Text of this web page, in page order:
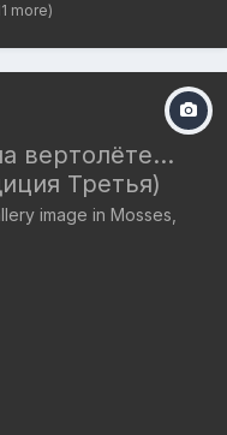
more)
вертолёте...
Третья)
image in Mosses,